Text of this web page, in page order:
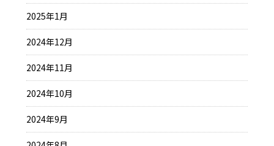
2025年1月
2024年12月
2024年11月
2024年10月
2024年9月